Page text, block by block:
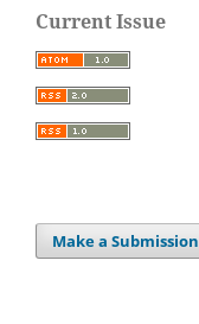
Current Issue
Make a Submission